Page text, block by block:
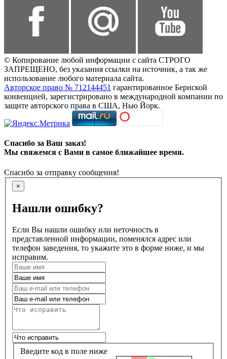
© Копирование любой информации с сайта СТРОГО
ЗАПРЕЩЕНО, без указания ссылки на источник, а так же
использование любого материала сайта.
Авторское право № 712144451 гарантированное Бернской
конвенцией, зарегистрировано в международной компании по
защите авторского права в США, Нью Йорк.
Спасибо за Ваш заказ!
Мы свяжемся с Вами в самое ближайшее время.
Спасибо за отправку сообщения!
×
Нашли ошибку?
Если Вы нашли ошибку или неточность в
представленной информации, поменялся адрес или
телефон заведения, то укажите это в форме ниже, и мы
исправим.
Введите код в поле ниже